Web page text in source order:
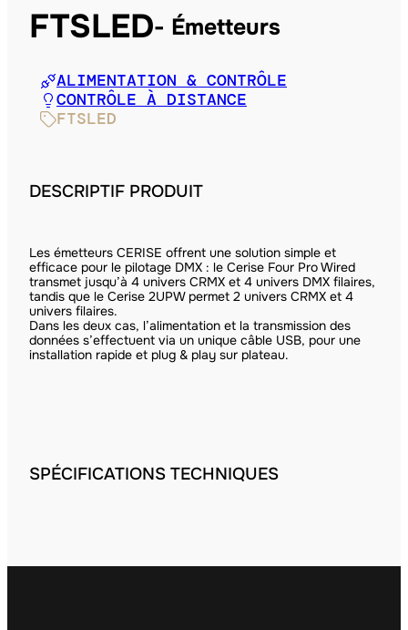
FTSLED Émetteurs
ALIMENTATION & CONTRÔLE
CONTRÔLE À DISTANCE
FTSLED
DESCRIPTIF PRODUIT
Les émetteurs CERISE offrent une solution simple et
efficace pour le pilotage DMX : le Cerise Four Pro Wired
transmet jusqu’à 4 univers CRMX et 4 univers DMX filaires,
tandis que le Cerise 2UPW permet 2 univers CRMX et 4
univers filaires.
Dans les deux cas, l’alimentation et la transmission des
données s’effectuent via un unique câble USB, pour une
installation rapide et plug & play sur plateau.
SPÉCIFICATIONS TECHNIQUES